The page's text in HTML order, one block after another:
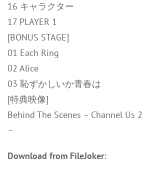
16 キャラクター
17 PLAYER 1
[BONUS STAGE]
01 Each Ring
02 Alice
03 恥ずかしいか青春は
[特典映像]
Behind The Scenes – Channel Us
–
Download from FileJoker: